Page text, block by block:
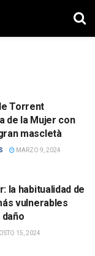
Torrent
de la Mujer con
mascletà
MARZO 9, 2024
la habitualidad de
vulnerables
15, 2024